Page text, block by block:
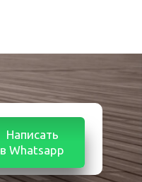
Написать
в Whatsapp